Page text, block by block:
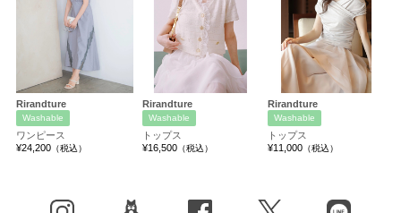
Rirandture
Washable
ワンピース
¥24,200（税込）
Rirandture
Washable
トップス
¥16,500（税込）
Rirandture
Washable
トップス
¥11,000 （税込）
X（旧Twitter） LINE